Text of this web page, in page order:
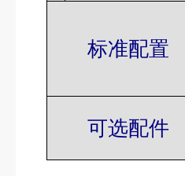
标准配置
可选配件